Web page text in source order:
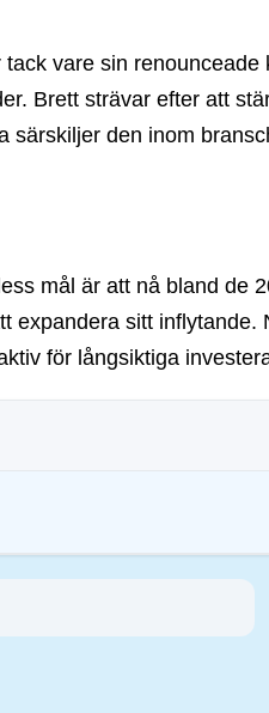
vare sin
Brett strävar efter att
den inom
mål är att nå bland
expandera sitt
för långsiktiga
syftar till att hantera deras
uppmuntrar efterlevnad av